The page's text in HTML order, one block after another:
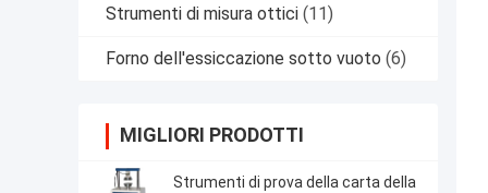
Strumenti di misura ottici (11)
Forno dell'essiccazione sotto vuoto (6)
MIGLIORI PRODOTTI
Strumenti di prova della carta della